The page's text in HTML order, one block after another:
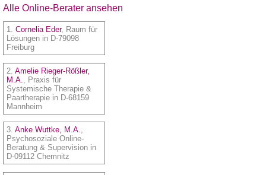
Alle Online-Berater ansehen
1. Cornelia Eder, Raum für
Lösungen in D-79098
Freiburg
2. Amelie Rieger-Rößler,
M.A.
, Praxis für
Systemische Therapie &
Paartherapie in D-68159
Mannheim
3. Anke Wuttke, M.A.,
Psychosoziale Online-
Beratung & Supervision in
D-09112 Chemnitz